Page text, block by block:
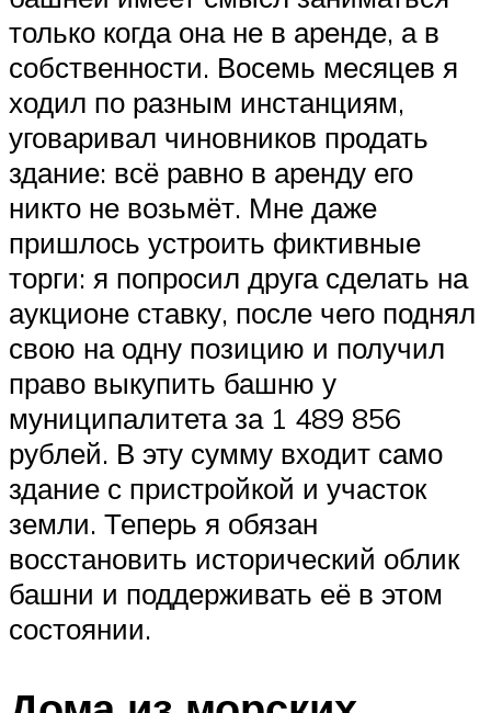
только когда она не в аренде, а в
собственности. Восемь месяцев я
ходил по разным инстанциям,
уговаривал чиновников продать
здание: всё равно в аренду его
никто не возьмёт. Мне даже
пришлось устроить фиктивные
торги: я попросил друга сделать на
аукционе ставку, после чего поднял
свою на одну позицию и получил
право выкупить башню у
муниципалитета за 1 489 856
рублей. В эту сумму входит само
здание с пристройкой и участок
земли. Теперь я обязан
восстановить исторический облик
башни и поддерживать её в этом
состоянии.